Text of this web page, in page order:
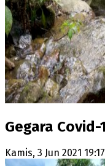
Gegara
Kamis, 3 Jun 2021